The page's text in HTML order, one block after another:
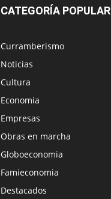
CATEGORÍA POPULAR
Curramberismo
Noticias
Cultura
Economia
Empresas
Obras en marcha
Globoeconomia
Famieconomia
Destacados